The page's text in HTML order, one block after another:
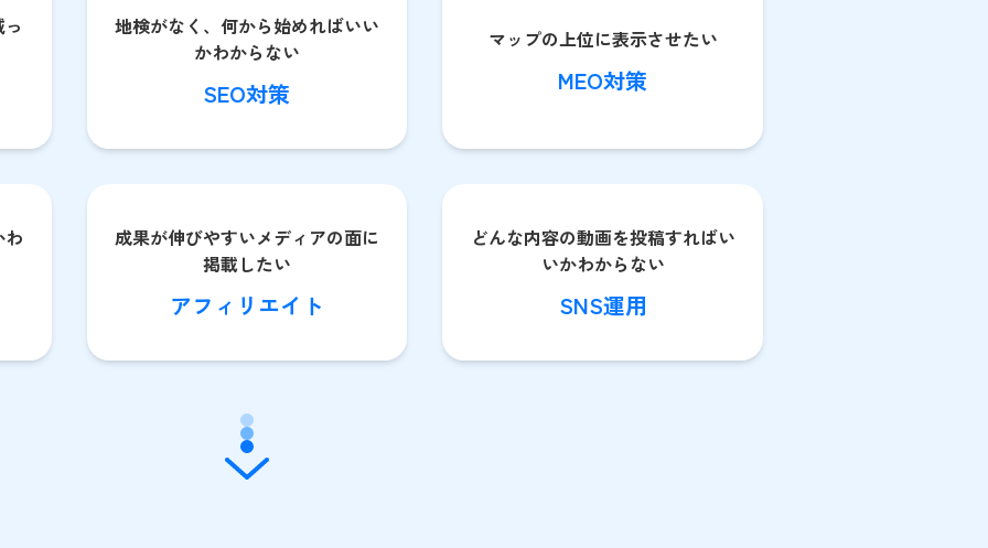
地検がなく、何から始めればいい
かわからない
SEO対策
マップの上位に表示させたい
MEO対策
成果が伸びやすいメディアの面に
掲載したい
アフィリエイト
どんな内容の動画を投稿すればい
いかわからない
SNS運用